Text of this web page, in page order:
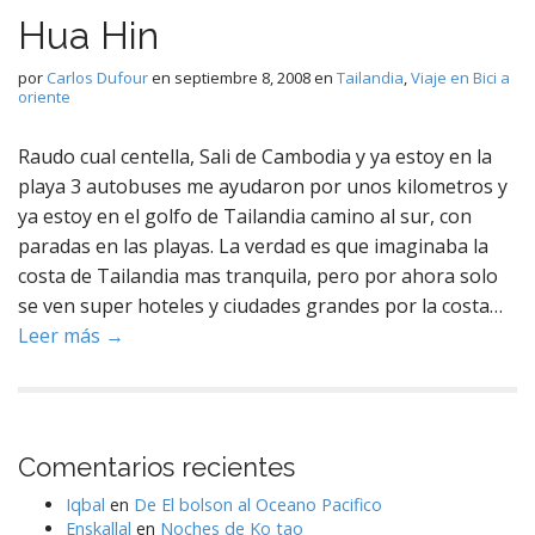
Hua Hin
por Carlos Dufouren septiembre 8, 2008en Tailandia,Viaje en Bici a
oriente
Raudo cual centella, Sali de Cambodia y ya estoy en la
playa 3 autobuses me ayudaron por unos kilometros y
ya estoy en el golfo de Tailandia camino al sur, con
paradas en las playas. La verdad es que imaginaba la
costa de Tailandia mas tranquila, pero por ahora solo
se ven super hoteles y ciudades grandes por la costa…
Leer más →
Comentarios recientes
Iqbal en De El bolson al Oceano Pacifico
Enskallal en Noches de Ko tao